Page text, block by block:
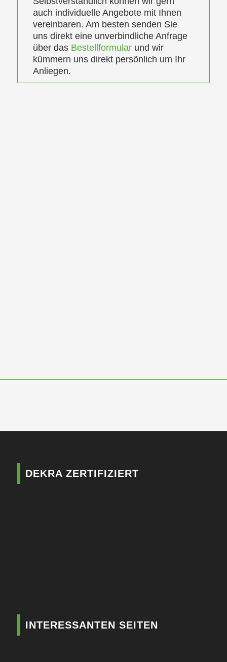
auch individuelle Angebote mit Ihnen
vereinbaren. Am besten senden Sie
uns direkt eine unverbindliche Anfrage
über das Bestellformularund wir
kümmern uns direkt persönlich um Ihr
Anliegen.
DEKRA ZERTIFIZIERT
INTERESSANTEN SEITEN